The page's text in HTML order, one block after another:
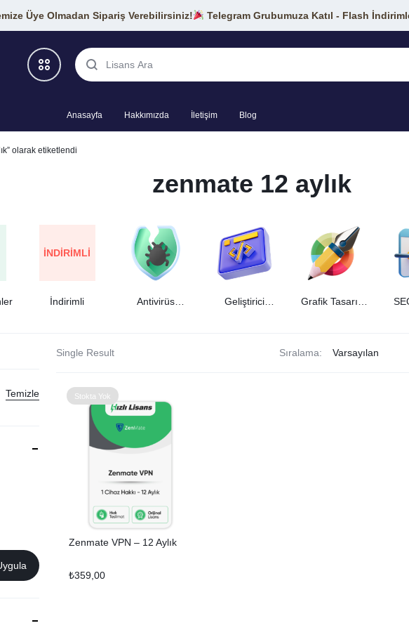
Üye Olmadan Sipariş Verebilirsiniz! Telegram Grubumuza Katıl - Flash
Anasayfa Hakkımızda İletişim Blog
olarak etiketlendi
zenmate 12 aylık
İNDIRIMLI
İndirimli
Antivirüs
Geliştirici
Grafik Tasarım
Single Result Sıralama:
Stokta Yok
Zenmate VPN – 12 Aylık
₺359,00
Temizle